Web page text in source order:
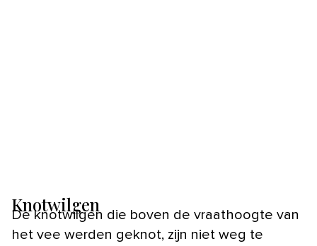
Knotwilgen
De knotwilgen die boven de vraathoogte van
het vee werden geknot, zijn niet weg te